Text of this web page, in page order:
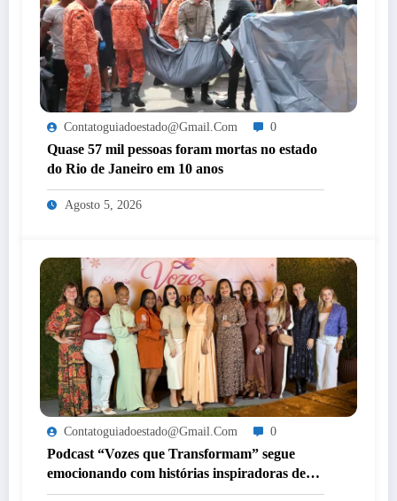
Contatoguiadoestado@gmail.com 0
Quase 57 mil pessoas foram mortas no estado
do Rio de Janeiro em 10 anos
Agosto 5, 2026
Contatoguiadoestado@gmail.com 0
Podcast “Vozes que Transformam” segue
emocionando com histórias inspiradoras de
mulheres de Itaperuna